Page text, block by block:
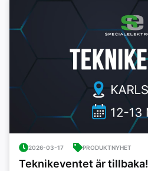
2026-03-17 PRODUKTNYHET
Teknikeventet är tillbaka!